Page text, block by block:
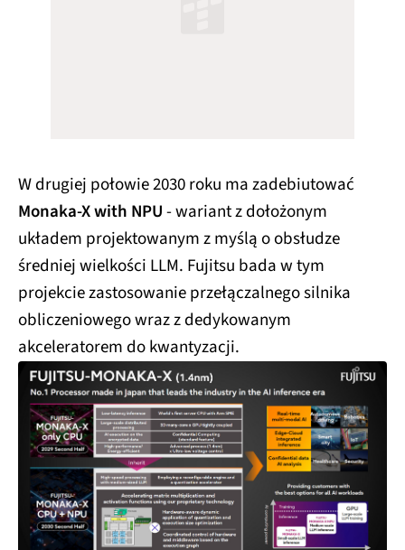
W drugiej połowie 2030 roku ma zadebiutować
Monaka-X with NPU- wariant z dołożonym
układem projektowanym z myślą o obsłudze
średniej wielkości LLM. Fujitsu bada w tym
projekcie zastosowanie przełączalnego silnika
obliczeniowego wraz z dedykowanym
akceleratorem do kwantyzacji.